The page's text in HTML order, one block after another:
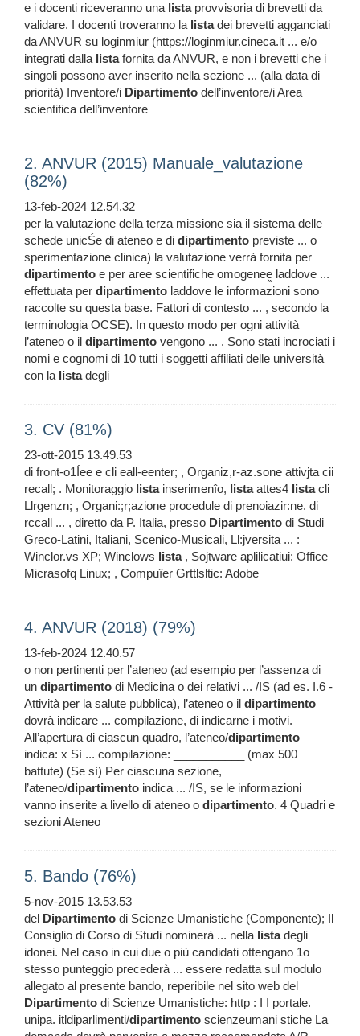
e i docenti riceveranno una listaprovvisoria di brevetti da
validare. I docenti troveranno la listadei brevetti agganciati
da ANVUR su loginmiur (https://loginmiur.cineca.it ... e/o
integrati dalla listafornita da ANVUR, e non i brevetti che i
singoli possono aver inserito nella sezione ... (alla data di
priorità) Inventore/i Dipartimento dell’inventore/i Area
scientifica dell’inventore
2. ANVUR (2015) Manuale_valutazione
(82%)
13-feb-2024 12.54.32
per la valutazione della terza missione sia il sistema delle
schede unicŚe di ateneo e di dipartimento previste ... o
sperimentazione clinica) la valutazione verrà fornita per
dipartimento e per aree scientifiche omogenee͖ laddove ...
effettuata per dipartimento laddove le informazioni sono
raccolte su questa base. Fattori di contesto ... , secondo la
terminologia OCSE). In questo modo per ogni attività
l’ateneo o il dipartimento vengono ... . Sono stati incrociati i
nomi e cognomi di 10 tutti i soggetti affiliati delle università
con la listadegli
3. CV (81%)
23-ott-2015 13.49.53
di front-o1Íee e cli eall-eenter; , Organiz,r-az.sone attivjta cii
recall; . Monitoraggio listainserimenîo, listaattes4 listacli
Llrgenzn; , Organi:;r;azione procedule di prenoiazir:ne. di
rccall ... , diretto da P. Italia, presso Dipartimento di Studi
Greco-Latini, Italiani, Scenico-Musicali, Ll:jversita ... :
Winclor.vs XP; Winclows lista, Sojtware aplilicatiui: Office
Micrasofq Linux; , Compuîer Grttlsltic: Adobe
4. ANVUR (2018) (79%)
13-feb-2024 12.40.57
o non pertinenti per l’ateneo (ad esempio per l’assenza di
un dipartimento di Medicina o dei relativi ... /IS (ad es. I.6 -
Attività per la salute pubblica), l’ateneo o il dipartimento
dovrà indicare ... compilazione, di indicarne i motivi.
All’apertura di ciascun quadro, l’ateneo/dipartimento
indica: x Sì ... compilazione: ___________ (max 500
battute) (Se sì) Per ciascuna sezione,
l’ateneo/dipartimento indica ... /IS, se le informazioni
vanno inserite a livello di ateneo o dipartimento. 4 Quadri e
sezioni Ateneo
5. Bando (76%)
5-nov-2015 13.53.53
del Dipartimento di Scienze Umanistiche (Componente); Il
Consiglio di Corso di Studi nominerà ... nella listadegli
idonei. Nel caso in cui due o più candidati ottengano 1o
stesso punteggio precederà ... essere redatta sul modulo
allegato al presente bando, reperibile nel sito web del
Dipartimento di Scienze Umanistiche: http : I I portale.
unipa. itldiparlimenti/dipartimento scienzeumani stiche La